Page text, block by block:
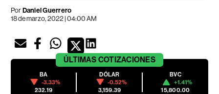
PorDaniel Guerrero
18 de marzo, 2022 | 04:00 AM
ÚLTIMAS COTIZACIONES
BA
-3.33%
232.19
DÓLAR
-0.52%
3,159.39
BVC
+1.41%
15,800.00